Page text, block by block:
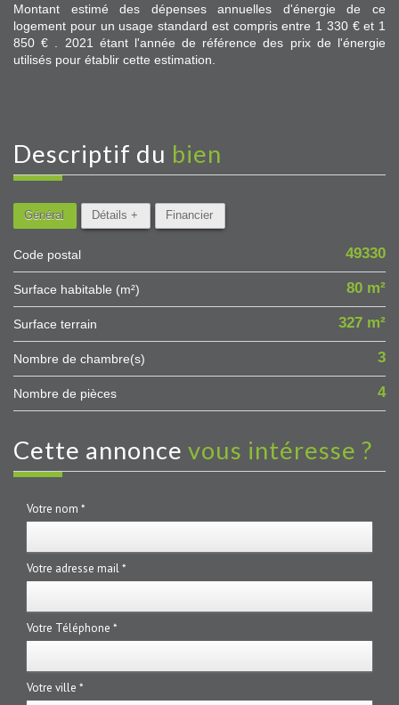
Montant estimé des dépenses annuelles d'énergie de ce
logement pour un usage standard est compris entre 1 330 € et 1
850 € . 2021 étant l'année de référence des prix de l'énergie
utilisés pour établir cette estimation.
descriptif du bien
Général Détails + Financier
Code postal 49330
Surface habitable (m²) 80 m²
surface terrain 327 m²
Nombre de chambre(s) 3
Nombre de pièces 4
cette annonce vous intéresse ?
Votre nom *
Votre adresse mail *
Votre Téléphone *
Votre ville *